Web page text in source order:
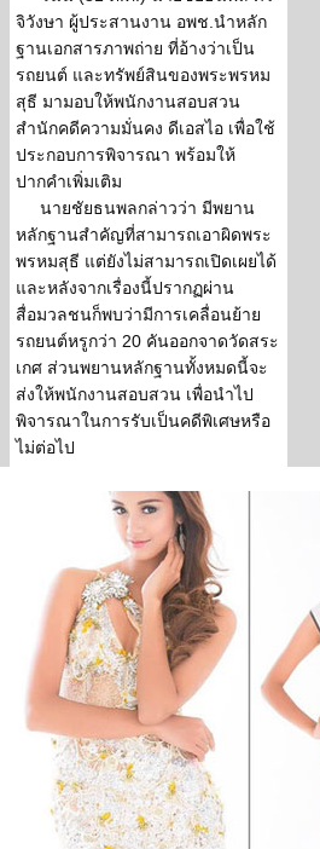
จิวังษา ผู้ประสานงาน อพช.นำหลัก
ฐานเอกสารภาพถ่าย ที่อ้างว่าเป็น
รถยนต์ และทรัพย์สินของพระพรหม
สุธี มามอบให้พนักงานสอบสวน
สำนักคดีความมั่นคง ดีเอสไอ เพื่อใช้
ประกอบการพิจารณา พร้อมให้
ปากคำเพิ่มเติม
นายชัยธนพลกล่าวว่า มีพยาน
หลักฐานสำคัญที่สามารถเอาผิดพระ
พรหมสุธี แต่ยังไม่สามารถเปิดเผยได้
และหลังจากเรื่องนี้ปรากฏผ่าน
สื่อมวลชนก็พบว่ามีการเคลื่อนย้าย
รถยนต์หรูกว่า 20 คันออกจาดวัดสระ
เกศ ส่วนพยานหลักฐานทั้งหมดนี้จะ
ส่งให้พนักงานสอบสวน เพื่อนำไป
พิจารณาในการรับเป็นคดีพิเศษหรือ
ไม่ต่อไป